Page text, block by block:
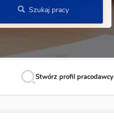
Szukaj pracy
Stwórz profil pracodawcy